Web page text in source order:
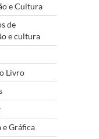
e Cultura
de
e cultura
Livro
e Gráfica